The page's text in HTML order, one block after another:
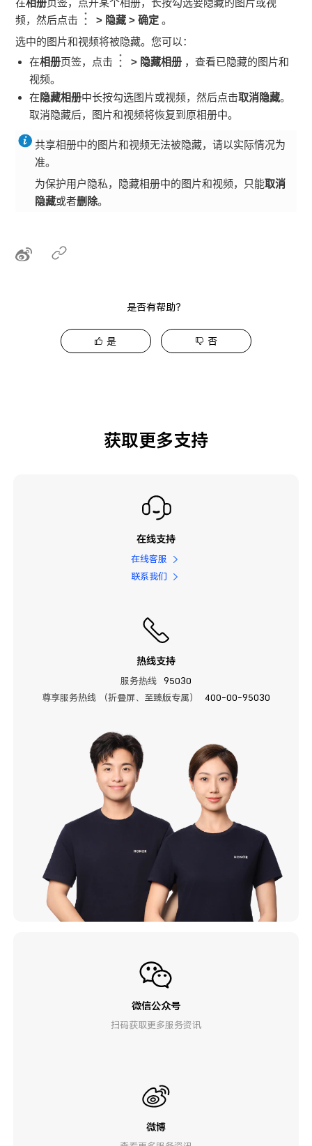
频，然后点击
> 隐藏 >确定 。
选中的图片和视频将被隐藏。您可以：
在相册页签，点击 > 隐藏相册 ，查看已隐藏的图片和
视频。
在隐藏相册中长按勾选图片或视频，然后点击取消隐藏。
取消隐藏后，图片和视频将恢复到原相册中。
共享相册中的图片和视频无法被隐藏，请以实际情况为
准。
为保护用户隐私，隐藏相册中的图片和视频，只能取消
隐藏或者删除。
是否有帮助？
是 否
获取更多支持
在线支持
在线客服
联系我们
热线支持
服务热线
95030
尊享服务热线 （折叠屏、至臻版专属）
400-00-95030
微信公众号
扫码获取更多服务资讯
微博